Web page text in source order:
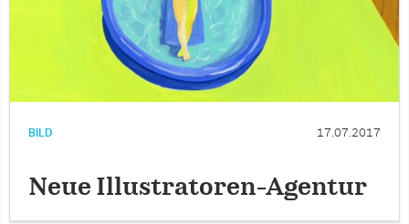
BILD 17.07.2017
Neue Illustratoren-Agentur